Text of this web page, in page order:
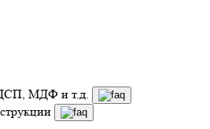
МДФ и т.д.